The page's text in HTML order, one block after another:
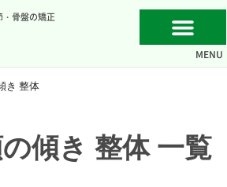
骨盤の矯正
MENU
き 整体
傾き 整体 一覧